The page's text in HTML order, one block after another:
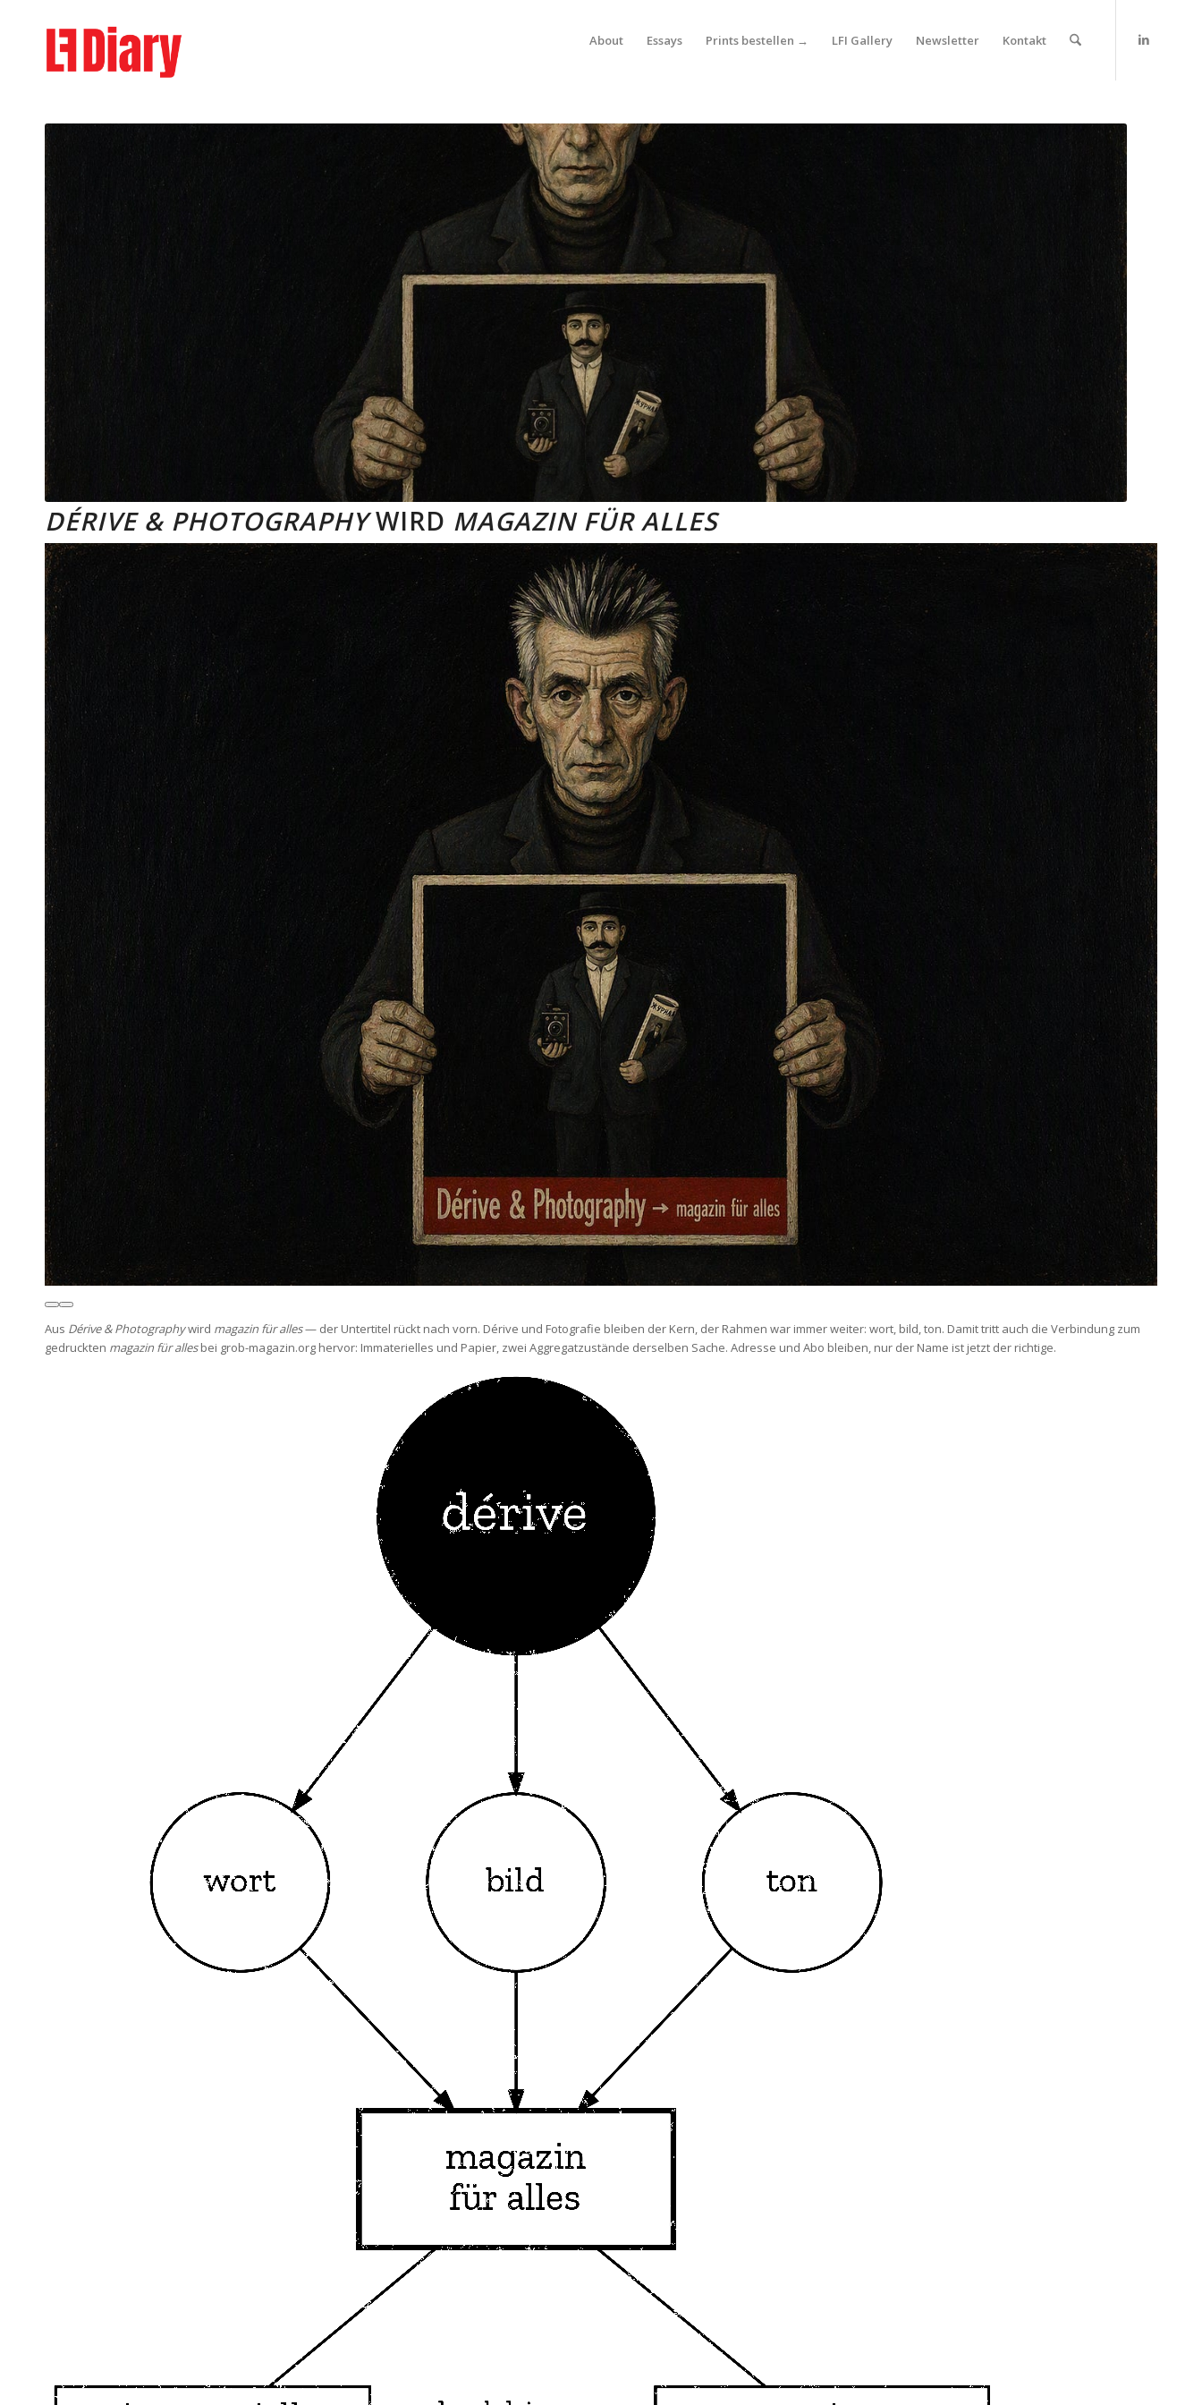
About Essays Prints bestellen → LFI Gallery Newsletter Kontakt
DÉRIVE & PHOTOGRAPHYWIRD MAGAZIN FÜR ALLES
Aus Dérive & Photographywird magazin für alles— der Untertitel rückt nach vorn. Dérive und Fotografie bleiben der Kern, der Rahmen war immer weiter: wort, bild, ton. Damit tritt auch die Verbindung zum
gedruckten magazin für allesbei grob-magazin.org hervor: Immaterielles und Papier, zwei Aggregatzustände derselben Sache. Adresse und Abo bleiben, nur der Name ist jetzt der richtige.